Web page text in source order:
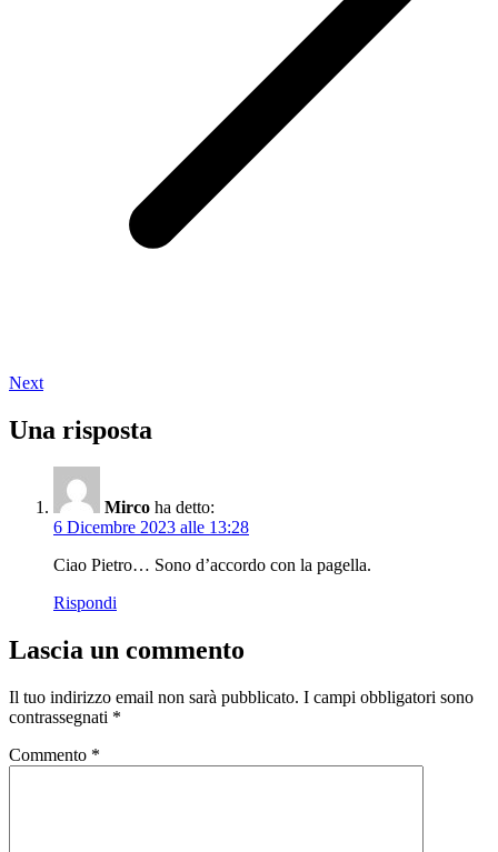
Next
Una risposta
Mirco ha detto:
6 Dicembre 2023 alle 13:28
Ciao Pietro… Sono d’accordo con la pagella.
Rispondi
Lascia un commento
Il tuo indirizzo email non sarà pubblicato. I campi obbligatori sono
contrassegnati *
Commento *